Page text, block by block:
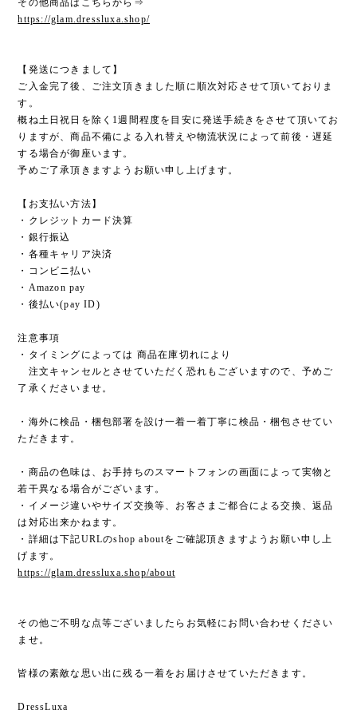
https://glam.dressluxa.shop/
【発送につきまして】
ご入金完了後、ご注文頂きました順に順次対応させて頂いておりま
す。
概ね土日祝日を除く1週間程度を目安に発送手続きをさせて頂いてお
りますが、商品不備による入れ替えや物流状況によって前後・遅延
する場合が御座います。
予めご了承頂きますようお願い申し上げます。
【お支払い方法】
・クレジットカード決算
・銀行振込
・各種キャリア決済
・コンビニ払い
・Amazon pay
・後払い(pay ID)
注意事項
・タイミングによっては 商品在庫切れにより
注文キャンセルとさせていただく恐れもございますので、予めご
了承くださいませ。
・海外に検品・梱包部署を設け一着一着丁寧に検品・梱包させてい
ただきます。
・商品の色味は、お手持ちのスマートフォンの画面によって実物と
若干異なる場合がございます。
・イメージ違いやサイズ交換等、お客さまご都合による交換、返品
は対応出来かねます。
・詳細は下記URLのshop aboutをご確認頂きますようお願い申し上
げます。
https://glam.dressluxa.shop/about
その他ご不明な点等ございましたらお気軽にお問い合わせください
ませ。
皆様の素敵な思い出に残る一着をお届けさせていただきます。
DressLuxa